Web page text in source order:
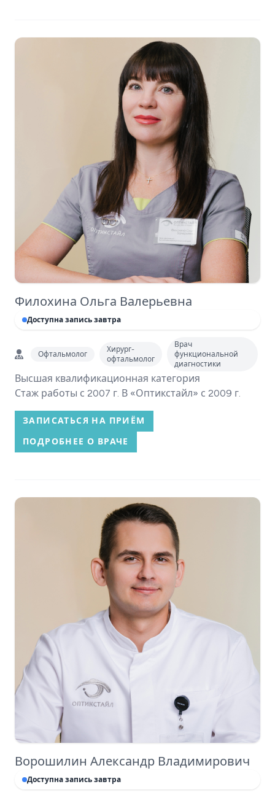
Филохина Ольга Валерьевна
Доступна запись завтра
Офтальмолог
Хирург-
офтальмолог
Врач
функциональной
диагностики
Высшая квалификационная категория
Стаж работы с 2007 г. В «Оптикстайл» с 2009 г.
ЗАПИСАТЬСЯ НА ПРИЁМ
ПОДРОБНЕЕ О ВРАЧЕ
Ворошилин Александр Владимирович
Доступна запись завтра